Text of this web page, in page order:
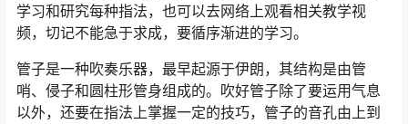
学习和研究每种指法，也可以去网络上观看相关教学视
频，切记不能急于求成，要循序渐进的学习。
管子是一种吹奏乐器，最早起源于伊朗，其结构是由管
哨、侵子和圆柱形管身组成的。吹好管子除了要运用气息
以外，还要在指法上掌握一定的技巧，管子的音孔由上到